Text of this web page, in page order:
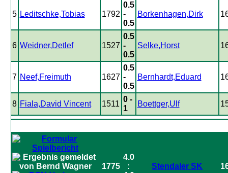
5 Leditschke,Tobias 1792
0.5
-
0.5
Borkenhagen,Dirk
6 Weidner,Detlef 1527
0.5
-
0.5
Selke,Horst
7 Neef,Freimuth 1627
0.5
-
0.5
Bernhardt,Eduard
8 Fiala,David Vincent 1511
0 -
1
Boettger,Ulf
1775
4.0
:
Stendaler SK